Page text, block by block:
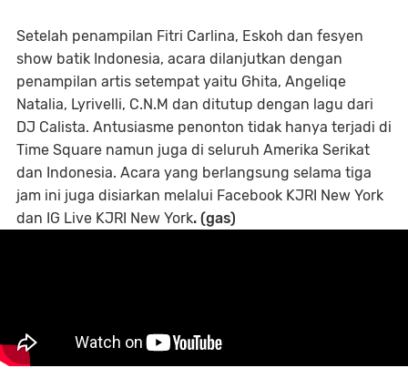
Setelah penampilan Fitri Carlina, Eskoh dan fesyen
show batik Indonesia, acara dilanjutkan dengan
penampilan artis setempat yaitu Ghita, Angeliqe
Natalia, Lyrivelli, C.N.M dan ditutup dengan lagu dari
DJ Calista. Antusiasme penonton tidak hanya terjadi di
Time Square namun juga di seluruh Amerika Serikat
dan Indonesia. Acara yang berlangsung selama tiga
jam ini juga disiarkan melalui Facebook KJRI New York
dan IG Live KJRI New York. (gas)